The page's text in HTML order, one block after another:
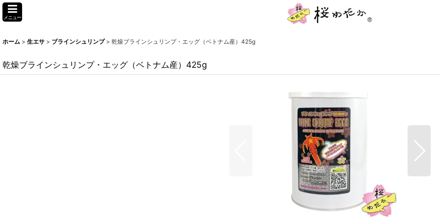
メニュー
ホーム > 生エサ > ブラインシュリンプ > 乾燥ブラインシュリンプ・エッグ（ベトナム産）425g
乾燥ブラインシュリンプ・エッグ（ベトナム産）425g